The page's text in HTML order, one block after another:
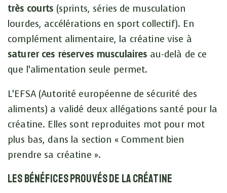
très courts (sprints, séries de musculation
lourdes, accélérations en sport collectif). En
complément alimentaire, la créatine vise à
saturer ces réserves musculaires au-delà de ce
que l’alimentation seule permet.
L’EFSA (Autorité européenne de sécurité des
aliments) a validé deux allégations santé pour la
créatine. Elles sont reproduites mot pour mot
plus bas, dans la section « Comment bien
prendre sa créatine ».
Les bénéfices prouvés de la créatine